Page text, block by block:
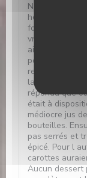
Nous étions
heure Plus de
fonds de
vraiment un
ailleurs nous
petit étudiant
renseigner
la réponse
répondu que
était à
médiocre jus
bouteilles.
pas serrés et
épicé. Pour l
carottes
Aucun dessert